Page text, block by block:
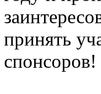
принять
спонсоров!